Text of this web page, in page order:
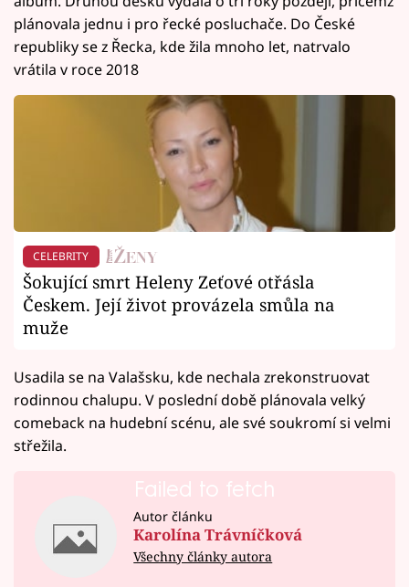
plánovala jednu i pro řecké posluchače. Do České
republiky se z Řecka, kde žila mnoho let, natrvalo
vrátila v roce 2018
CELEBRITY
Šokující smrt Heleny Zeťové otřásla
Českem. Její život provázela smůla na
muže
Usadila se na Valašsku, kde nechala zrekonstruovat
rodinnou chalupu. V poslední době plánovala velký
comeback na hudební scénu, ale své soukromí si velmi
střežila.
Failed to fetch
Autor článku
Karolína Trávníčková
Všechny články autora